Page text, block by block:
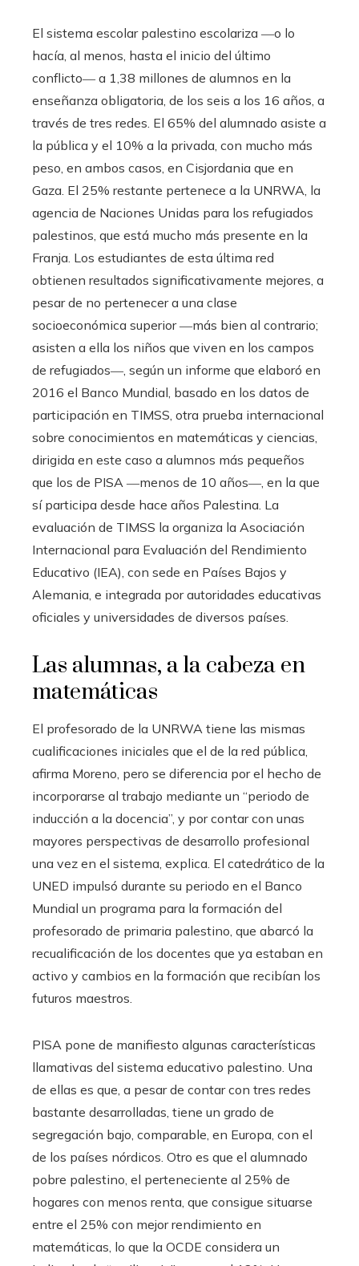
El sistema escolar palestino escolariza ―o lo
hacía, al menos, hasta el inicio del último
conflicto― a 1,38 millones de alumnos en la
enseñanza obligatoria, de los seis a los 16 años, a
través de tres redes. El 65% del alumnado asiste a
la pública y el 10% a la privada, con mucho más
peso, en ambos casos, en Cisjordania que en
Gaza. El 25% restante pertenece a la UNRWA, la
agencia de Naciones Unidas para los refugiados
palestinos, que está mucho más presente en la
Franja. Los estudiantes de esta última red
obtienen resultados significativamente mejores, a
pesar de no pertenecer a una clase
socioeconómica superior ―más bien al contrario;
asisten a ella los niños que viven en los campos
de refugiados―, según un informe que elaboró en
2016 el Banco Mundial, basado en los datos de
participación en TIMSS, otra prueba internacional
sobre conocimientos en matemáticas y ciencias,
dirigida en este caso a alumnos más pequeños
que los de PISA ―menos de 10 años―, en la que
sí participa desde hace años Palestina. La
evaluación de TIMSS la organiza la Asociación
Internacional para Evaluación del Rendimiento
Educativo (IEA), con sede en Países Bajos y
Alemania, e integrada por autoridades educativas
oficiales y universidades de diversos países.
Las alumnas, a la cabeza en
matemáticas
El profesorado de la UNRWA tiene las mismas
cualificaciones iniciales que el de la red pública,
afirma Moreno, pero se diferencia por el hecho de
incorporarse al trabajo mediante un “periodo de
inducción a la docencia”, y por contar con unas
mayores perspectivas de desarrollo profesional
una vez en el sistema, explica. El catedrático de la
UNED impulsó durante su periodo en el Banco
Mundial un programa para la formación del
profesorado de primaria palestino, que abarcó la
recualificación de los docentes que ya estaban en
activo y cambios en la formación que recibían los
futuros maestros.
PISA pone de manifiesto algunas características
llamativas del sistema educativo palestino. Una
de ellas es que, a pesar de contar con tres redes
bastante desarrolladas, tiene un grado de
segregación bajo, comparable, en Europa, con el
de los países nórdicos. Otro es que el alumnado
pobre palestino, el perteneciente al 25% de
hogares con menos renta, que consigue situarse
entre el 25% con mejor rendimiento en
matemáticas, lo que la OCDE considera un